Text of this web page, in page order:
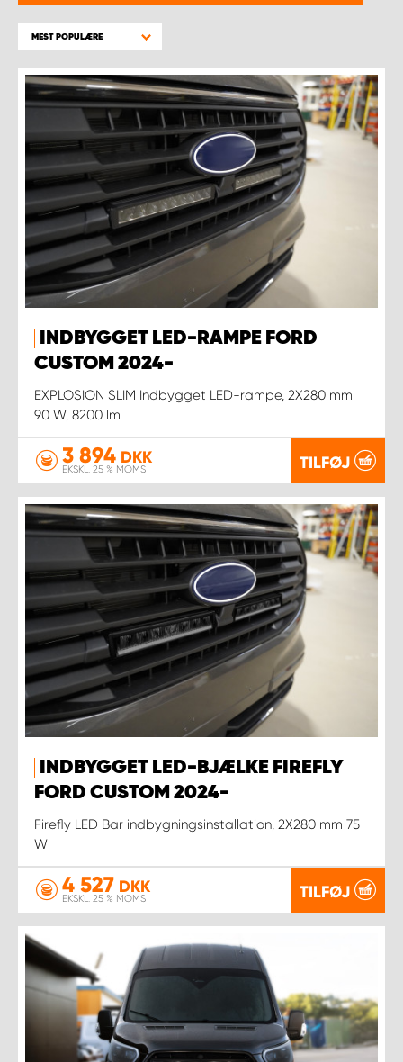
MEST POPULÆRE
INDBYGGET LED-RAMPE FORD
CUSTOM 2024-
EXPLOSION SLIM Indbygget LED-rampe, 2X280 mm
90 W, 8200 lm
3 894 DKK
EKSKL. 25 % MOMS TILFØJ
INDBYGGET LED-BJÆLKE FIREFLY
FORD CUSTOM 2024-
Firefly LED Bar indbygningsinstallation, 2X280 mm 75
W
4 527 DKK
EKSKL. 25 % MOMS TILFØJ